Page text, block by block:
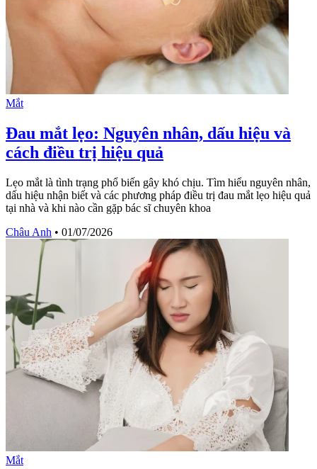
Mắt
Đau mắt lẹo: Nguyên nhân, dấu hiệu và
cách điều trị hiệu quả
Lẹo mắt là tình trạng phổ biến gây khó chịu. Tìm hiểu nguyên nhân,
dấu hiệu nhận biết và các phương pháp điều trị đau mắt lẹo hiệu quả
tại nhà và khi nào cần gặp bác sĩ chuyên khoa
Châu Anh • 01/07/2026
Mắt